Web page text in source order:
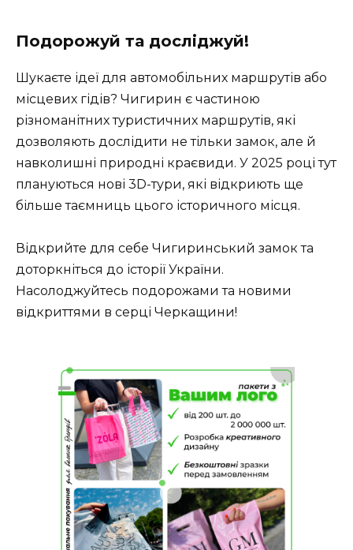
Подорожуй та досліджуй!
Шукаєте ідеї для автомобільних маршрутів або
місцевих гідів? Чигирин є частиною
різноманітних туристичних маршрутів, які
дозволяють дослідити не тільки замок, але й
навколишні природні краєвиди. У 2025 році тут
плануються нові 3D-тури, які відкриють ще
більше таємниць цього історичного місця.
Відкрийте для себе Чигиринський замок та
доторкніться до історії України.
Насолоджуйтесь подорожами та новими
відкриттями в серці Черкащини!